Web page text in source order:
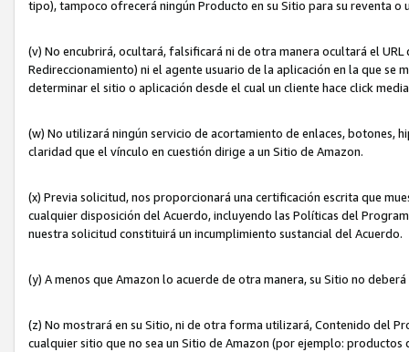
tipo), tampoco ofrecerá ningún Producto en su Sitio para su reventa o
(v) No encubrirá, ocultará, falsificará ni de otra manera ocultará el
Redireccionamiento) ni el agente usuario de la aplicación en la que
determinar el sitio o aplicación desde el cual un cliente hace click
(w) No utilizará ningún servicio de acortamiento de enlaces, botones,
claridad que el vínculo en cuestión dirige a un Sitio de Amazon.
(x) Previa solicitud, nos proporcionará una certificación escrita que
cualquier disposición del Acuerdo, incluyendo las Políticas del
nuestra solicitud constituirá un incumplimiento sustancial del Acuerdo.
(y) A menos que Amazon lo acuerde de otra manera, su Sitio no
(z) No mostrará en su Sitio, ni de otra forma utilizará, Contenido del
cualquier sitio que no sea un Sitio de Amazon (por ejemplo: